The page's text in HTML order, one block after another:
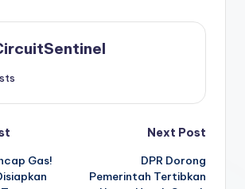
Gas!
Next Post
DPR Dorong
Pemerintah Tertibkan